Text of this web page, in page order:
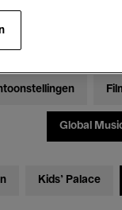
Global
Kids’ Palace